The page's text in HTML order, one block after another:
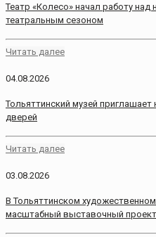
Театр «Колесо» начал работу над
театральным сезоном
Читать далее
04.08.2026
Тольяттинский музей
дверей
Читать далее
03.08.2026
В Тольяттинском
масштабный выставочный проект